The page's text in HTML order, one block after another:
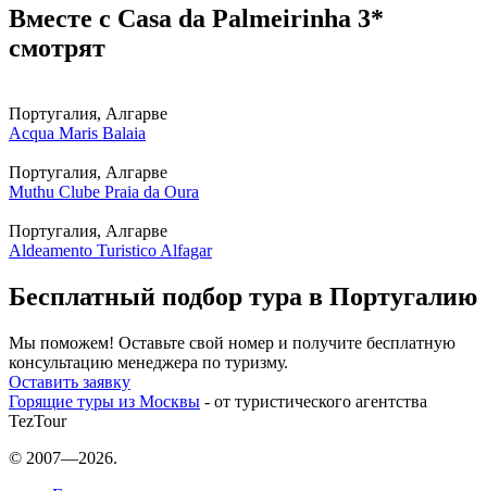
Вместе с Casa da Palmeirinha 3*
смотрят
Португалия, Алгарве
Acqua Maris Balaia
Португалия, Алгарве
Muthu Clube Praia da Oura
Португалия, Алгарве
Aldeamento Turistico Alfagar
Бесплатный подбор тура в Португалию
Мы поможем! Оставьте свой номер и получите бесплатную
консультацию менеджера по туризму.
Оставить заявку
Горящие туры из Москвы - от туристического агентства
TezTour
© 2007—2026.